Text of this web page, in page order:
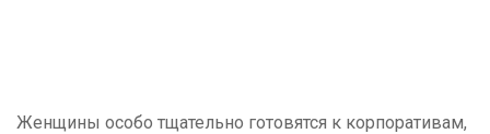
Женщины особо тщательно готовятся к корпоративам,